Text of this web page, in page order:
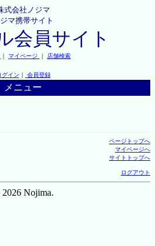
式会社ノジマ
マ携帯サイト
会員サイト
｜ マイページ ｜ 店舗検索
グイン ｜ 会員登録
メニュー
ページトップへ
マイページへ
サイトトップへ
ログアウト
Nojima.